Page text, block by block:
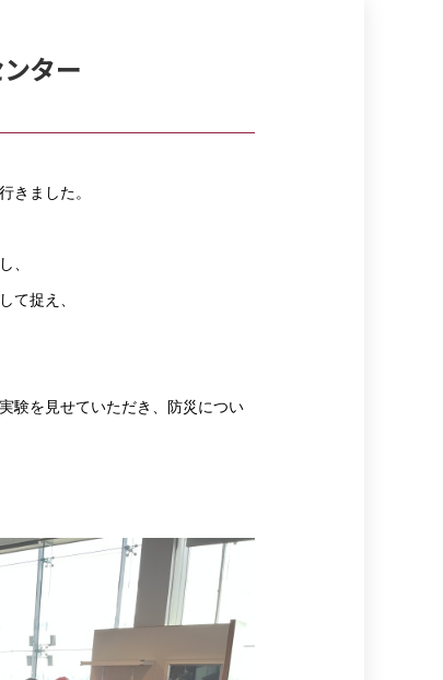
ター
きました。
、
て捉え、
験を見せていただき、防災につい